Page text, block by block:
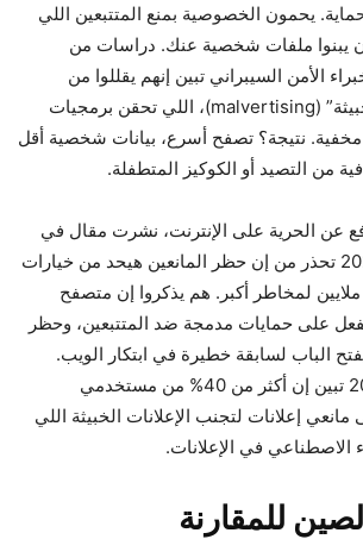
يحمون الخصوصية بمنع المتتبعين اللي
يبنوا ملفات شخصية عنك. دراسات من
الأمن السيبراني تبين إنهم يقللوا من
مخاطر “الإعلانات الخبيثة” (malvertising)، اللي تحقن برمجيات
نتيجة؟ تصفح أسرع، بيانات شخصية أقل
من التصيد أو الكوكيز المتطفلة.
عن الحرية على الإنترنت، نشرت مقال في
منتصف أغسطس 2025 تحذر من إن حظر المانعين هيحد من خيارات
لمخاطر أكبر. هم يذكروا إن متصفح
على حمايات مدمجة ضد المتتبعين، وحظر
الباب لسابقة خطيرة في ابتكار الويب.
كمان، تقارير من 2025 تبين إن أكثر من 40% من مستخدمي
إعلانات لتجنب الإعلانات الخبيثة اللي
الاصطناعي في الإعلانات.
للمقارنة